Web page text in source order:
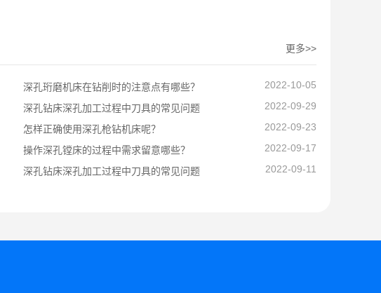
更多>>
深孔珩磨机床在钻削时的注意点有哪些？ 2022-10-05
深孔钻床深孔加工过程中刀具的常见问题 2022-09-29
怎样正确使用深孔枪钻机床呢？ 2022-09-23
操作深孔镗床的过程中需求留意哪些？ 2022-09-17
深孔钻床深孔加工过程中刀具的常见问题 2022-09-11